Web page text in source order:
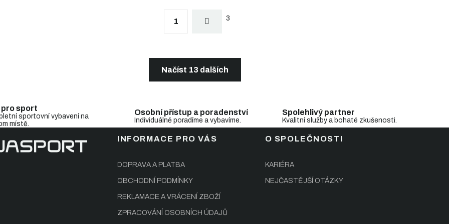
v
l
í
p
r
p
i
s
Načíst 13 dalších
v
á
1 3
pro sport
sportovní vybavení na
místě.
Osobní přístup a poradenství
Individuálně poradíme a vybavíme.
Spolehlivý partner
Kvalitní služby a bohaté zkušenosti.
INFORMACE PRO VÁS
DOPRAVA A PLATBA
OBCHODNÍ PODMÍNKY
REKLAMACE A VRÁCENÍ ZBOŽÍ
ZPRACOVÁNÍ OSOBNÍCH ÚDAJŮ
O SPOLEČNOSTI
KARIÉRA
NEJČASTĚJŠÍ OTÁZKY